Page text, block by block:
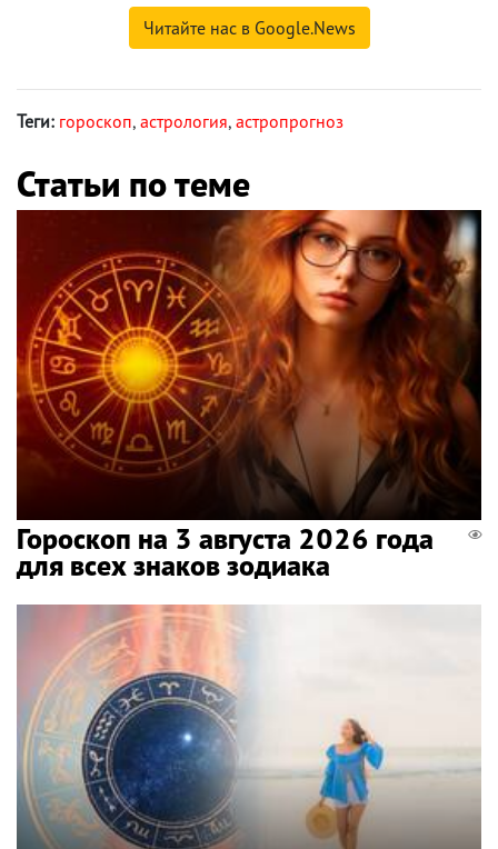
Читайте нас в Google.News
Теги: гороскоп, астрология, астропрогноз
Статьи по теме
Гороскоп на 3 августа 2026 года
для всех знаков зодиака